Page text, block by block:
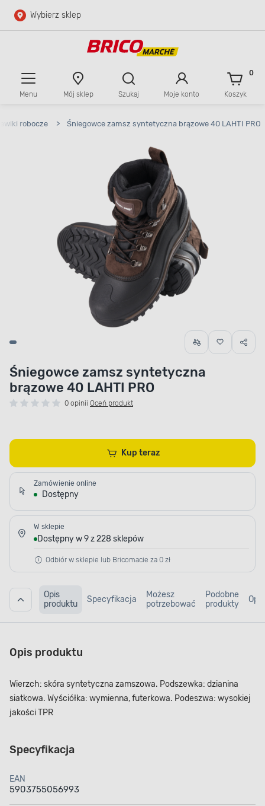
Przejdź do głównej zawartości
Wybierz sklep
Menu Mój sklep Szukaj Moje konto Koszyk
0
robocze > Śniegowce zamsz syntetyczna brązowe 40 LAHTI PRO
Śniegowce zamsz syntetyczna
brązowe 40 LAHTI PRO
0 opinii Oceń produkt
Kup teraz
Zamówienie online
Dostępny
W sklepie
Dostępny w 9 z 228 sklepów
Odbiór w sklepie lub Bricomacie za 0 zł
Opis
produktu
Specyfikacja
Możesz
potrzebować
Podobne
produkty
Opis produktu
Wierzch: skóra syntetyczna zamszowa. Podszewka: dzianina
siatkowa. Wyściółka: wymienna, futerkowa. Podeszwa: wysokiej
jakości TPR
Specyfikacja
EAN
5903755056993